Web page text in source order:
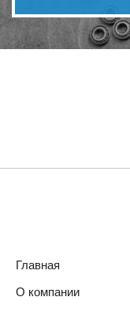
Главная
О компании